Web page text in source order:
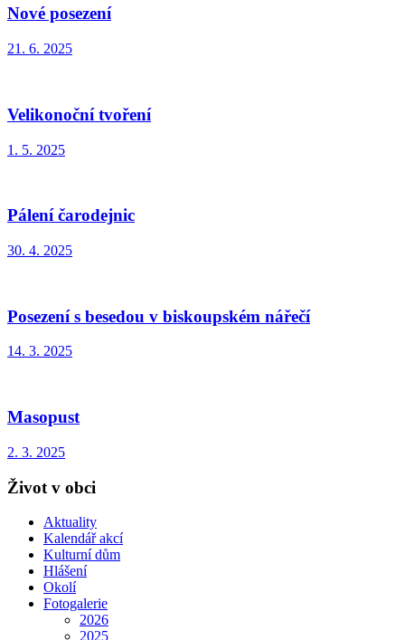
Nové posezení
21. 6. 2025
Velikonoční tvoření
1. 5. 2025
Pálení čarodejnic
30. 4. 2025
Posezení s besedou v biskoupském nářečí
14. 3. 2025
Masopust
2. 3. 2025
Život v obci
Aktuality
Kalendář akcí
Kulturní dům
Hlášení
Okolí
Fotogalerie
2026
2025